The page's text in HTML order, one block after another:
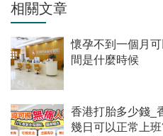
相關文章
懷孕不到一個月
間是什麼時候
香港打胎多少錢_
幾日可以正常上